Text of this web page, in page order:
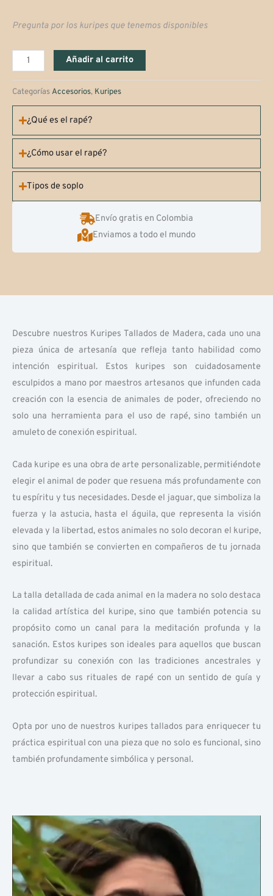
Pregunta por los kuripes que tenemos disponibles
Kuripes
Tallados
a
Mano
cantidad
Añadir al carrito
CategoríasAccesorios, Kuripes
¿Qué es el rapé?
¿Cómo usar el rapé?
Tipos de soplo
Envío gratis en Colombia
Enviamos a todo el mundo
Descubre nuestros Kuripes Tallados de Madera, cada uno una
pieza única de artesanía que refleja tanto habilidad como
intención espiritual. Estos kuripes son cuidadosamente
esculpidos a mano por maestros artesanos que infunden cada
creación con la esencia de animales de poder, ofreciendo no
solo una herramienta para el uso de rapé, sino también un
amuleto de conexión espiritual.
Cada kuripe es una obra de arte personalizable, permitiéndote
elegir el animal de poder que resuena más profundamente con
tu espíritu y tus necesidades. Desde el jaguar, que simboliza la
fuerza y la astucia, hasta el águila, que representa la visión
elevada y la libertad, estos animales no solo decoran el kuripe,
sino que también se convierten en compañeros de tu jornada
espiritual.
La talla detallada de cada animal en la madera no solo destaca
la calidad artística del kuripe, sino que también potencia su
propósito como un canal para la meditación profunda y la
sanación. Estos kuripes son ideales para aquellos que buscan
profundizar su conexión con las tradiciones ancestrales y
llevar a cabo sus rituales de rapé con un sentido de guía y
protección espiritual.
Opta por uno de nuestros kuripes tallados para enriquecer tu
práctica espiritual con una pieza que no solo es funcional, sino
también profundamente simbólica y personal.
Play